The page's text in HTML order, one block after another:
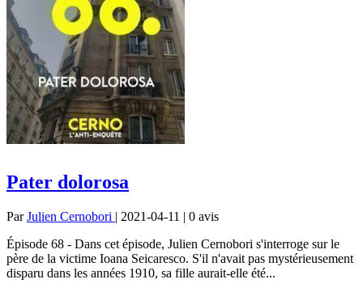
Pater doloros‪a‬
ParJulien Cernobori | 2021-04-11 | 0 avis
Épisode 68 - Dans cet épisode, Julien Cernobori s'interroge sur le
père de la victime Ioana Seicaresco. S'il n'avait pas mystérieusement
disparu dans les années 1910, sa fille aurait-elle été...